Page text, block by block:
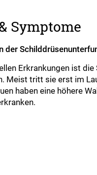
Symptome
der
Erkrankungen ist
Meist tritt sie erst im
haben eine höhere